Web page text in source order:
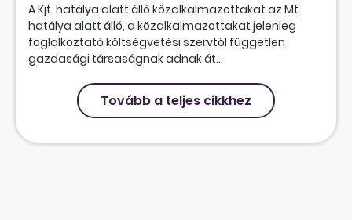
A Kjt. hatálya alatt álló közalkalmazottakat az Mt.
hatálya alatt álló, a közalkalmazottakat jelenleg
foglalkoztató költségvetési szervtől független
gazdasági társaságnak adnak át...
Tovább a teljes cikkhez